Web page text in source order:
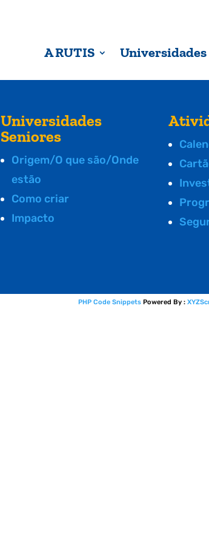
A RUTIS Universidades
Universidades
Seniores
Origem/O que são/Onde
estão
Como criar
Impacto
PHP Code Snippets Powered By :